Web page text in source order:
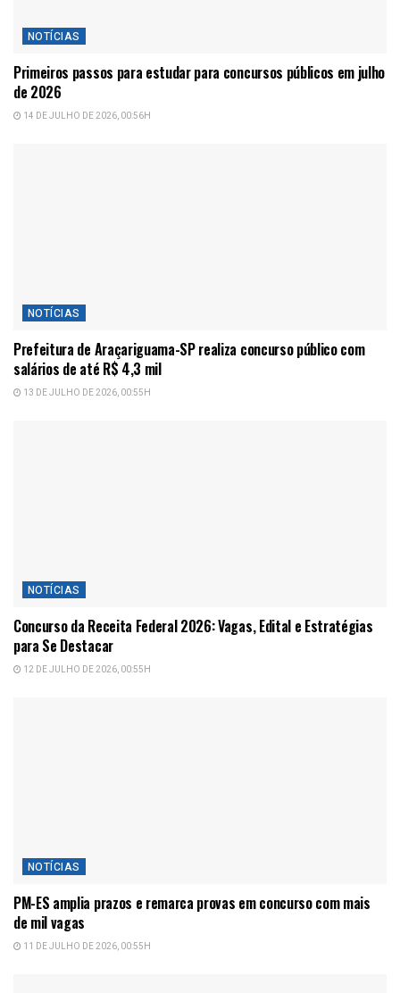
NOTÍCIAS
Primeiros passos para estudar para concursos públicos em julho
de 2026
14 DE JULHO DE 2026, 00:56H
NOTÍCIAS
Prefeitura de Araçariguama-SP realiza concurso público com
salários de até R$ 4,3 mil
13 DE JULHO DE 2026, 00:55H
NOTÍCIAS
Concurso da Receita Federal 2026: Vagas, Edital e Estratégias
para Se Destacar
12 DE JULHO DE 2026, 00:55H
NOTÍCIAS
PM-ES amplia prazos e remarca provas em concurso com mais
de mil vagas
11 DE JULHO DE 2026, 00:55H